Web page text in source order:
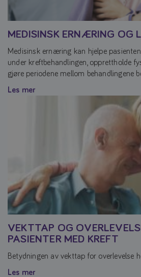
MEDISINSK ERNÆRING OG
Medisinsk ernæring kan hjelpe
under kreftbehandlingen, opprettholde
gjøre periodene mellom behandlingene
Les mer
VEKTTAP OG
PASIENTER MED KREFT
Betydningen av vekttap for overlevelse
Les mer